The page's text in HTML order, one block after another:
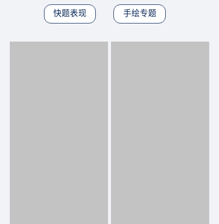
快题表现 手绘专题